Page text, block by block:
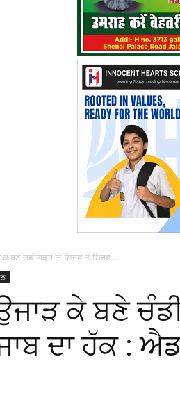
ਕੇ ਬਣੇ ਚੰਡੀਗੜ੍ਹ ’ਤੇ ਸਿਰਫ ਤੇ ਸਿਰਫ...
ਕੇ ਬਣੇ
ਦਾ ਹੱਕ :